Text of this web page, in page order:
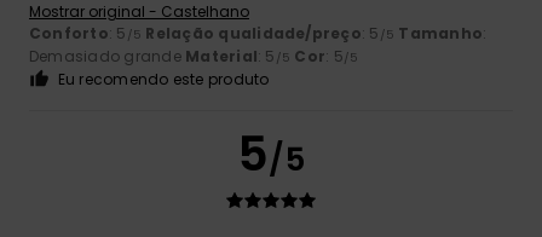
Mostrar original - Castelhano
Conforto: 5 /5 Relação qualidade/preço: 5 /5 Tamanho:
Demasiado grande Material: 5 /5 Cor: 5/5
Eu recomendo este produto
5/5